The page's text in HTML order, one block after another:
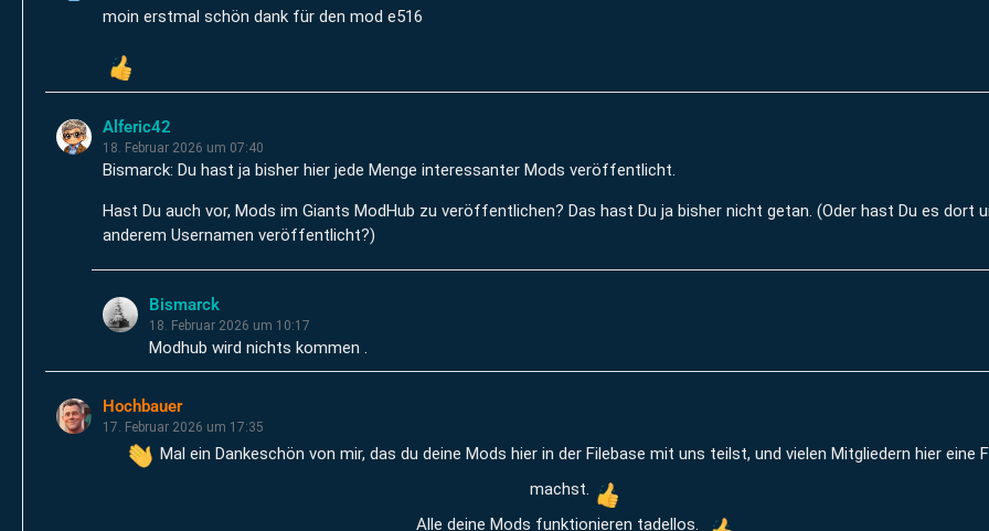
moin erstmal schön dank für den mod e516
Alferic42
18. Februar 2026 um 07:40
Bismarck: Du hast ja bisher hier jede Menge interessanter Mods veröffentlicht.
Hast Du auch vor, Mods im Giants ModHub zu veröffentlichen? Das hast Du ja bisher nicht getan. (Oder hast Du es dort
anderem Usernamen veröffentlicht?)
Bismarck
18. Februar 2026 um 10:17
Modhub wird nichts kommen .
Hochbauer
17. Februar 2026 um 17:35
Mal ein Dankeschön von mir, das du deine Mods hier in der Filebase mit uns teilst, und vielen Mitgliedern hier eine
machst.
Alle deine Mods funktionieren tadellos.